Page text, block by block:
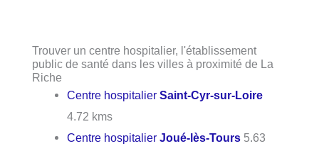
Trouver un centre hospitalier, l'établissement
public de santé dans les villes à proximité de La
Riche
Centre hospitalierSaint-Cyr-sur-Loire
4.72 kms
Centre hospitalierJoué-lès-Tours 5.63